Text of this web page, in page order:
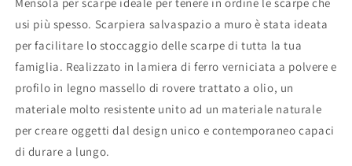
usi più spesso. Scarpiera salvaspazio a muro è stata ideata
per facilitare lo stoccaggio delle scarpe di tutta la tua
famiglia. Realizzato in lamiera di ferro verniciata a polvere e
profilo in legno massello di rovere trattato a olio, un
materiale molto resistente unito ad un materiale naturale
per creare oggetti dal design unico e contemporaneo capaci
di durare a lungo.